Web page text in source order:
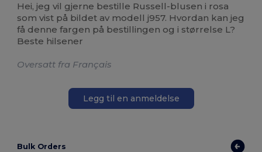
Hei, jeg vil gjerne bestille Russell-blusen i rosa
som vist på bildet av modell j957. Hvordan kan jeg
få denne fargen på bestillingen og i størrelse L?
Beste hilsener
Oversatt fra Français
Legg til en anmeldelse
Bulk Orders